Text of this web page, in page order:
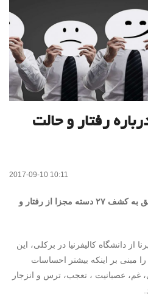
رفتار و حالت
2017-09-10 10:11
محققان در یک مطالعه جدید موفق به کشف ۲۷ دسته مجزا از رفتار و
از دانشگاه کالیفرنیا در برکلی، این
بر اینکه بیشتر احساسات
غم، عصبانیت ، تعجب، ترس و انزجار